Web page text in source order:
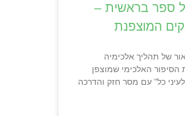
ספר בראשית –
המוצפנת
של תהליך אלכימיה
האלכימי שמוצפן
כל" עם מסר חזק והדרכה